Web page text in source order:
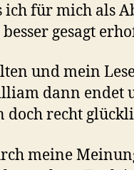
für mich als
gesagt
und mein
dann endet
doch recht
meine